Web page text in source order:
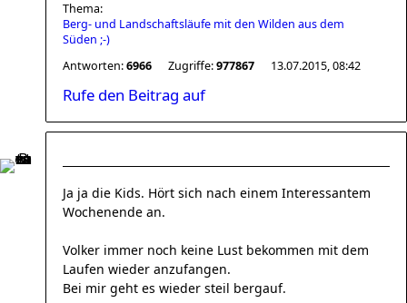
Thema:
Berg- und Landschaftsläufe mit den Wilden aus dem
Süden ;-)
Antworten:6966 Zugriffe:977867 13.07.2015, 08:42
Rufe den Beitrag auf
Ja ja die Kids. Hört sich nach einem Interessantem
Wochenende an.
Volker immer noch keine Lust bekommen mit dem
Laufen wieder anzufangen.
Bei mir geht es wieder steil bergauf.